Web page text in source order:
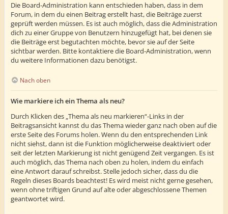
Die Board-Administration kann entschieden haben, dass in dem
Forum, in dem du einen Beitrag erstellt hast, die Beiträge zuerst
geprüft werden müssen. Es ist auch möglich, dass die Administration
dich zu einer Gruppe von Benutzern hinzugefügt hat, bei denen sie
die Beiträge erst begutachten möchte, bevor sie auf der Seite
sichtbar werden. Bitte kontaktiere die Board-Administration, wenn
du weitere Informationen dazu benötigst.
Nach oben
Wie markiere ich ein Thema als neu?
Durch Klicken des „Thema als neu markieren“-Links in der
Beitragsansicht kannst du das Thema wieder ganz nach oben auf die
erste Seite des Forums holen. Wenn du den entsprechenden Link
nicht siehst, dann ist die Funktion möglicherweise deaktiviert oder
seit der letzten Markierung ist nicht genügend Zeit vergangen. Es ist
auch möglich, das Thema nach oben zu holen, indem du einfach
eine Antwort darauf schreibst. Stelle jedoch sicher, dass du die
Regeln dieses Boards beachtest! Es wird meist nicht gerne gesehen,
wenn ohne triftigen Grund auf alte oder abgeschlossene Themen
geantwortet wird.